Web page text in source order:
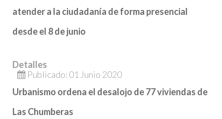
atender a la ciudadanía de forma presencial
desde el 8 de junio
Detalles
Publicado: 01 Junio 2020
Urbanismo ordena el desalojo de 77 viviendas de
Las Chumberas